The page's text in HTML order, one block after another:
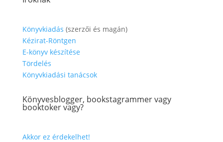
Könyvkiadás (szerzői és magán)
Kézirat-Röntgen
E-könyv készítése
Tördelés
Könyvkiadási tanácsok
Könyvesblogger, bookstagrammer vagy
booktoker vagy?
Akkor ez érdekelhet!